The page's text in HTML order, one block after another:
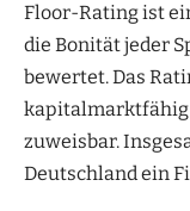
Floor-Rating ist
die Bonität jeder
bewertet. Das
kapitalmarktfähig
zuweisbar.
Deutschland ein